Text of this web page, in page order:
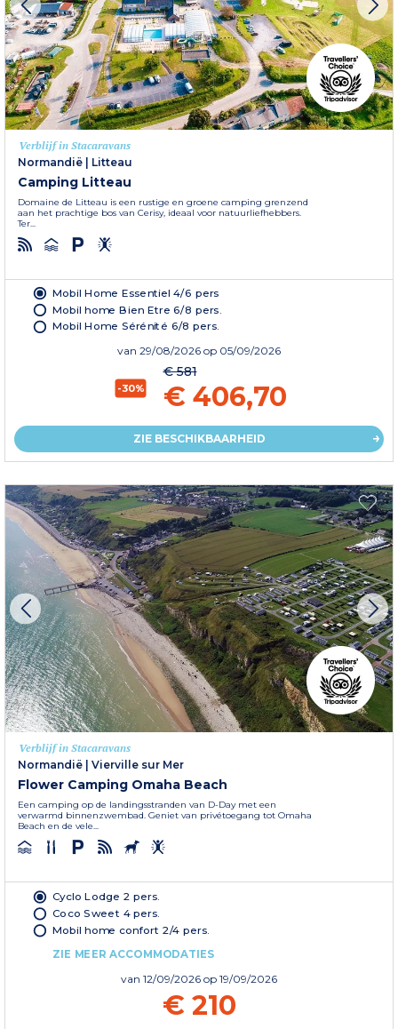
Verblijf in Stacaravans
Normandië | Litteau
Camping Litteau
Domaine de Litteau is een rustige en groene camping grenzend
aan het prachtige bos van Cerisy, ideaal voor natuurliefhebbers.
Ter...
Mobil Home Essentiel 4/6 pers
Mobil home Bien Etre 6/8 pers.
Mobil Home Sérénité 6/8 pers.
van 29/08/2026 op 05/09/2026
-30%
€ 581
€ 406,70
ZIE BESCHIKBAARHEID
Verblijf in Stacaravans
Normandië | Vierville sur Mer
Flower Camping Omaha Beach
Een camping op de landingsstranden van D-Day met een
verwarmd binnenzwembad. Geniet van privétoegang tot Omaha
Beach en de vele...
Cyclo Lodge 2 pers.
Coco Sweet 4 pers.
Mobil home confort 2/4 pers.
ZIE MEER ACCOMMODATIES
van 12/09/2026 op 19/09/2026
€ 210